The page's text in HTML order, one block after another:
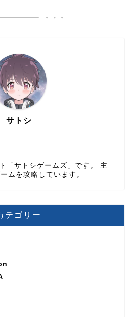
サトシ
「サトシゲームズ」です。 主
ムを攻略しています。
テゴリー